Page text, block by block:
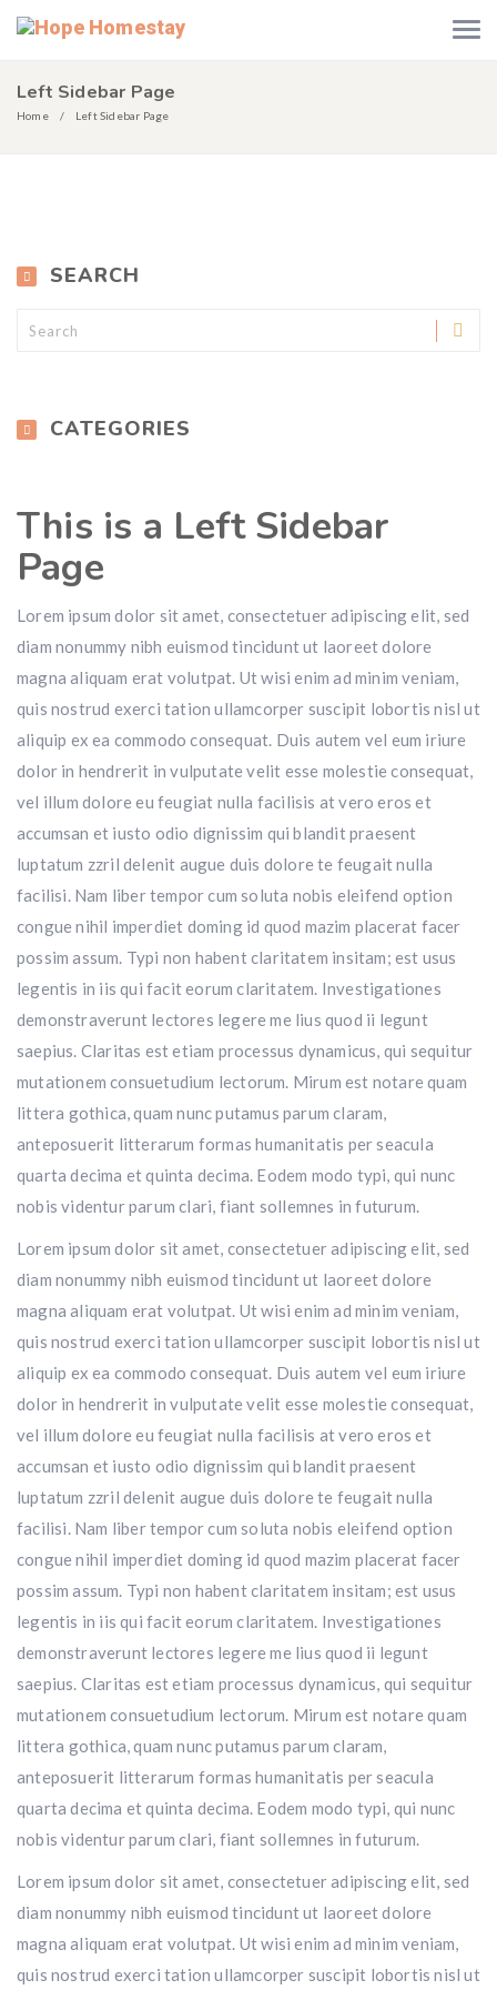
Left Sidebar Page
Home Left Sidebar Page
SEARCH
CATEGORIES
This is a Left Sidebar
Page
Lorem ipsum dolor sit amet, consectetuer adipiscing elit, sed
diam nonummy nibh euismod tincidunt ut laoreet dolore
magna aliquam erat volutpat. Ut wisi enim ad minim veniam,
quis nostrud exerci tation ullamcorper suscipit lobortis nisl ut
aliquip ex ea commodo consequat. Duis autem vel eum iriure
dolor in hendrerit in vulputate velit esse molestie consequat,
vel illum dolore eu feugiat nulla facilisis at vero eros et
accumsan et iusto odio dignissim qui blandit praesent
luptatum zzril delenit augue duis dolore te feugait nulla
facilisi. Nam liber tempor cum soluta nobis eleifend option
congue nihil imperdiet doming id quod mazim placerat facer
possim assum. Typi non habent claritatem insitam; est usus
legentis in iis qui facit eorum claritatem. Investigationes
demonstraverunt lectores legere me lius quod ii legunt
saepius. Claritas est etiam processus dynamicus, qui sequitur
mutationem consuetudium lectorum. Mirum est notare quam
littera gothica, quam nunc putamus parum claram,
anteposuerit litterarum formas humanitatis per seacula
quarta decima et quinta decima. Eodem modo typi, qui nunc
nobis videntur parum clari, fiant sollemnes in futurum.
Lorem ipsum dolor sit amet, consectetuer adipiscing elit, sed
diam nonummy nibh euismod tincidunt ut laoreet dolore
magna aliquam erat volutpat. Ut wisi enim ad minim veniam,
quis nostrud exerci tation ullamcorper suscipit lobortis nisl ut
aliquip ex ea commodo consequat. Duis autem vel eum iriure
dolor in hendrerit in vulputate velit esse molestie consequat,
vel illum dolore eu feugiat nulla facilisis at vero eros et
accumsan et iusto odio dignissim qui blandit praesent
luptatum zzril delenit augue duis dolore te feugait nulla
facilisi. Nam liber tempor cum soluta nobis eleifend option
congue nihil imperdiet doming id quod mazim placerat facer
possim assum. Typi non habent claritatem insitam; est usus
legentis in iis qui facit eorum claritatem. Investigationes
demonstraverunt lectores legere me lius quod ii legunt
saepius. Claritas est etiam processus dynamicus, qui sequitur
mutationem consuetudium lectorum. Mirum est notare quam
littera gothica, quam nunc putamus parum claram,
anteposuerit litterarum formas humanitatis per seacula
quarta decima et quinta decima. Eodem modo typi, qui nunc
nobis videntur parum clari, fiant sollemnes in futurum.
Lorem ipsum dolor sit amet, consectetuer adipiscing elit, sed
diam nonummy nibh euismod tincidunt ut laoreet dolore
magna aliquam erat volutpat. Ut wisi enim ad minim veniam,
quis nostrud exerci tation ullamcorper suscipit lobortis nisl ut